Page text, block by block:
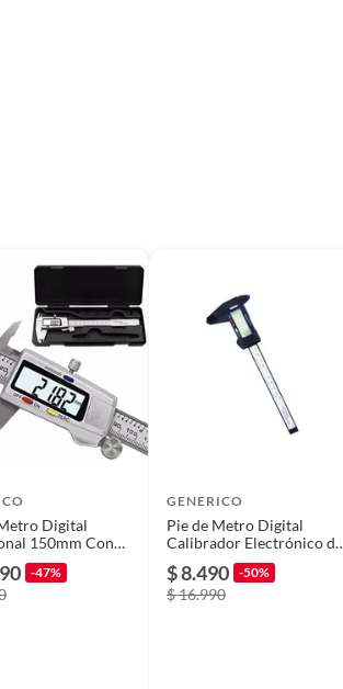
Digital
150mm Con
-47%
GENERICO
Pie de Metro Digital
Calibrador Electrónico de
$ 8.490 -50%
$ 16.990